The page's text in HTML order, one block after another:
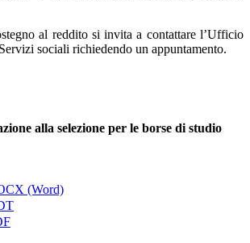
al reddito si invita a contattare l’Ufficio
sociali richiedendo un appuntamento.
alla selezione per le borse di studio
(Word)